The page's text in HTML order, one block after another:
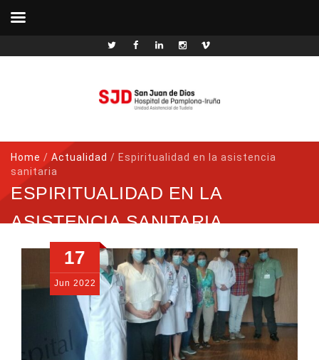
Home / Actualidad / Espiritualidad en la asistencia
sanitaria
ESPIRITUALIDAD EN LA
ASISTENCIA SANITARIA
17
Jun 2022